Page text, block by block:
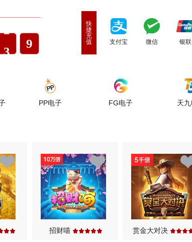
3
9
.
8
9
快
捷
充
值
支付宝 微信 银联
FG电子 天九电子
招财喵 赏金大对决